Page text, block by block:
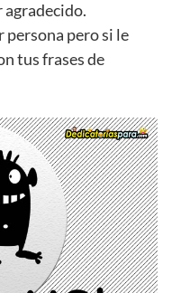
agradecido.
persona pero si le
tus frases de